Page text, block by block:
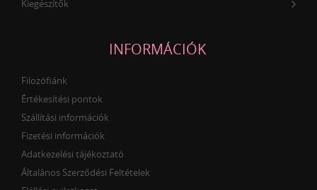
Kiegészítők
INFORMÁCIÓK
Filozófiánk
Értékesítési pontok
Szállítási információk
Fizetési információk
Adatkezelési tájékoztató
Általános Szerződési Feltételek